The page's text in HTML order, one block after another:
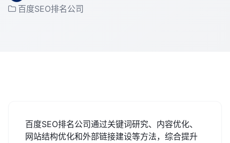
百度SEO排名公司
百度SEO排名公司通过关键词研究、内容优化、
网站结构优化和外部链接建设等方法，综合提升